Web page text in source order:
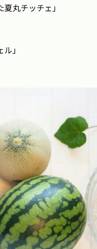
丸チッチェ」
」